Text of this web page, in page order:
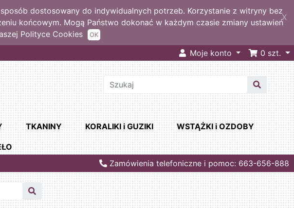
dostosowany do indywidualnych potrzeb. Korzystanie z witryny bez
końcowym. Mogą Państwo dokonać w każdym czasie zmiany ustawień
Polityce Cookies
X
OK
Moje konto 0 szt.
TKANINY KORALIKI i GUZIKI WSTĄŻKI i OZDOBY
Zamówienia telefoniczne i pomoc: 663-656-888